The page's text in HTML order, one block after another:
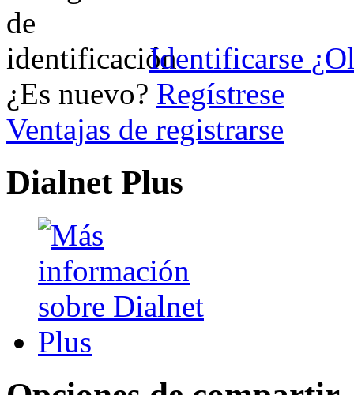
Identificarse
¿Es nuevo? Regístrese
Ventajas de registrarse
Dialnet Plus